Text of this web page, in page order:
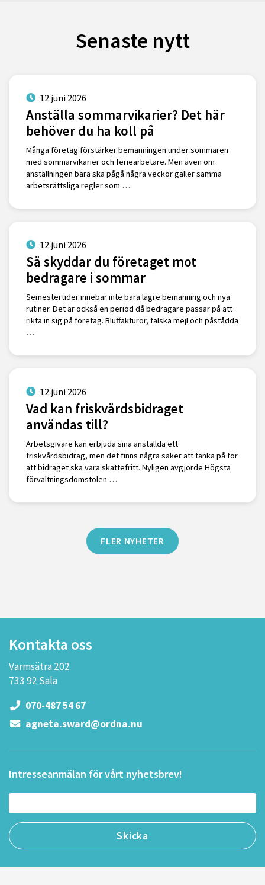
Senaste nytt
12 juni 2026
Anställa sommarvikarier? Det här
behöver du ha koll på
Många företag förstärker bemanningen under sommaren
med sommarvikarier och feriearbetare. Men även om
anställningen bara ska pågå några veckor gäller samma
arbetsrättsliga regler som …
12 juni 2026
Så skyddar du företaget mot
bedragare i sommar
Semestertider innebär inte bara lägre bemanning och nya
rutiner. Det är också en period då bedragare passar på att
rikta in sig på företag. Bluffakturor, falska mejl och påstådda
…
12 juni 2026
Vad kan friskvårdsbidraget
användas till?
Arbetsgivare kan erbjuda sina anställda ett
friskvårdsbidrag, men det finns några saker att tänka på för
att bidraget ska vara skattefritt. Nyligen avgjorde Högsta
förvaltningsdomstolen …
FLER NYHETER
Kontakta oss
Varmsätra 202
733 92 Sala
070-487 54 67
agneta.sward@ordna.nu
Intresseanmälan för vårt nyhetsbrev!